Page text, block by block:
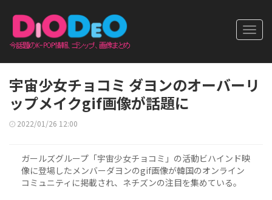
宇宙少女チョコミ ダヨンのオーバーリ
ップメイクgif画像が話題に
2022/01/26 12:00
ガールズグループ「宇宙少女チョコミ」の活動ビハインド映
像に登場したメンバーダヨンのgif画像が韓国のオンライン
コミュニティに掲載され、ネチズンの注目を集めている。